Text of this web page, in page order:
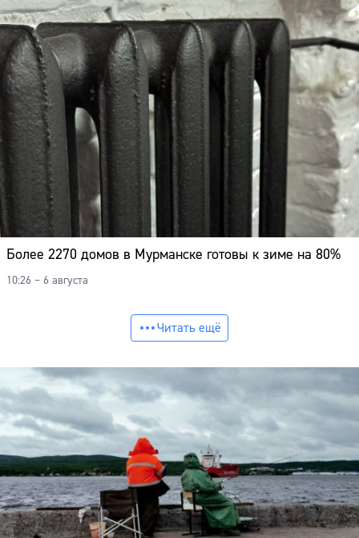
Более 2270 домов в Мурманске готовы к зиме на 80%
10:26 – 6 августа
Читать ещё